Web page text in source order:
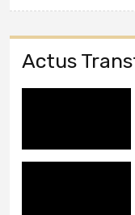
Actus